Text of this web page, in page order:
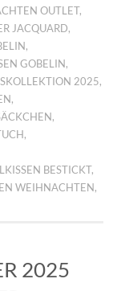
OUTLET,
JACQUARD,
,
GOBELIN,
2025,
,
,
,
BESTICKT,
WEIHNACHTEN,
2025